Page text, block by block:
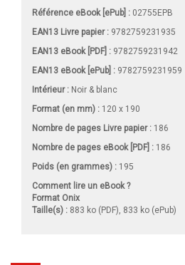
Référence eBook [ePub] : 02755EPB
EAN13 Livre papier : 9782759231935
EAN13 eBook [PDF] : 9782759231942
EAN13 eBook [ePub] : 9782759231959
Intérieur : Noir & blanc
Format (en mm) : 120 x 190
Nombre de pages Livre papier: 186
Nombre de pages eBook [PDF] : 186
Poids (en grammes) : 195
Comment lire un eBook ?
Format Onix
Taille(s) : 883 ko (PDF), 833 ko (ePub)